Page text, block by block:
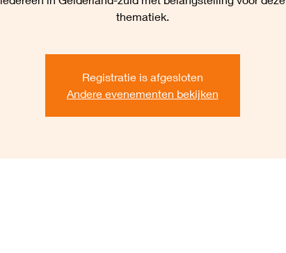
thematiek.
Registratie is afgesloten
Andere evenementen bekijken